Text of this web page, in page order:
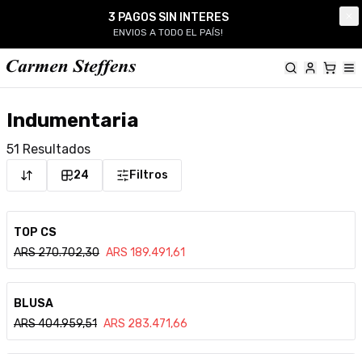
3 PAGOS SIN INTERES
ENVIOS A TODO EL PAÍS!
Indumentaria
51 Resultados
24 Filtros
TOP CS
ARS270.702,30 ARS 189.491,61
BLUSA
ARS404.959,51 ARS 283.471,66